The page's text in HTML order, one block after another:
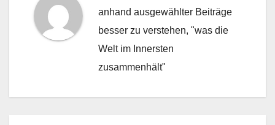
anhand ausgewählter Beiträge
besser zu verstehen, "was die
Welt im Innersten
zusammenhält"